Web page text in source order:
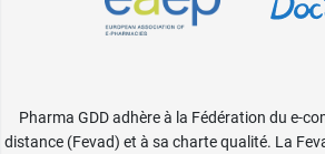
Pharma GDD adhère à la Fédération du e-
distance (Fevad) et à sa charte qualité. La